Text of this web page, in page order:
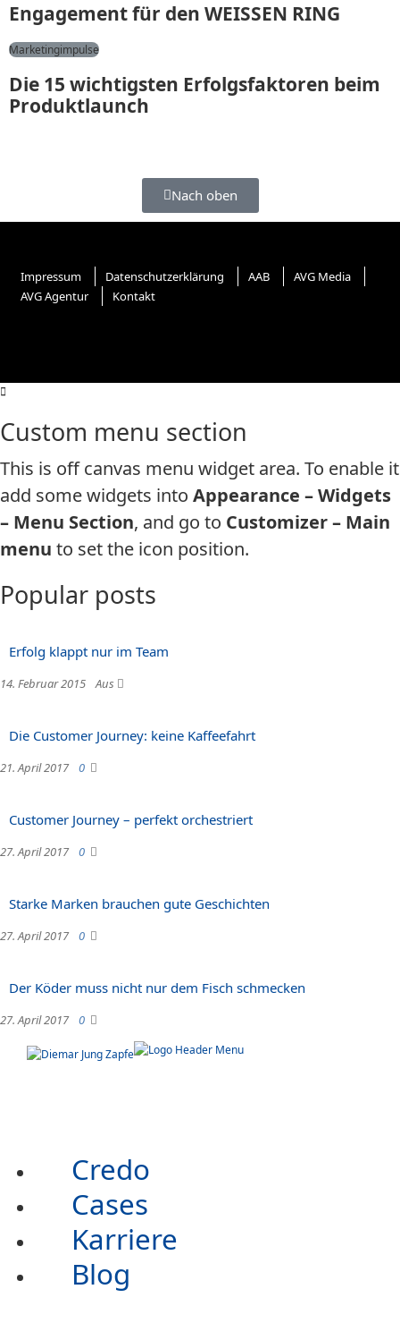
Engagement für den WEISSEN RING
Marketingimpulse
Die 15 wichtigsten Erfolgsfaktoren beim
Produktlaunch
Nach oben
Impressum Datenschutzerklärung AAB
AVG Media
AVG Agentur
Kontakt
Custom menu section
This is off canvas menu widget area. To enable it
add some widgets into Appearance – Widgets
– Menu Section, and go to Customizer – Main
menu to set the icon position.
Popular posts
Erfolg klappt nur im Team
14. Februar 2015 Aus
Die Customer Journey: keine Kaffeefahrt
21. April 2017 0
Customer Journey – perfekt orchestriert
27. April 2017 0
Starke Marken brauchen gute Geschichten
27. April 2017 0
Der Köder muss nicht nur dem Fisch schmecken
27. April 2017 0
Credo
Cases
Karriere
Blog